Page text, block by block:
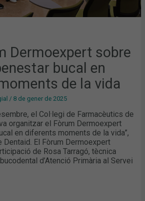
Dermoexpert sobre
bucal en
de la vida
/ 8 de gener de 2025
el Col·legi de Farmacèutics de
organitzar el Fòrum Dermoexpert
en diferents moments de la vida”,
Dentaid. El Fòrum Dermoexpert
de Rosa Tarragó, tècnica
d’Atenció Primària al Servei